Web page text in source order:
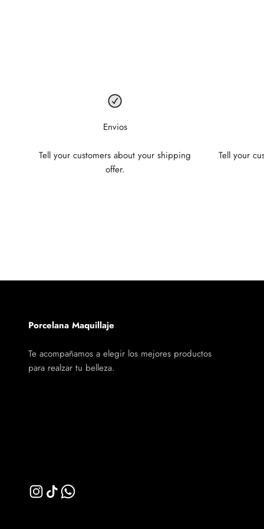
Envios
Tell your customers about your shipping
offer.
Tell your
Porcelana Maquillaje
Te acompañamos a elegir los mejores productos
para realzar tu belleza.